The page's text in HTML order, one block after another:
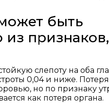
быть
признаков,
слепоту на оба
0,04 и ниже. Потеря
но по признаку
как потеря органа.